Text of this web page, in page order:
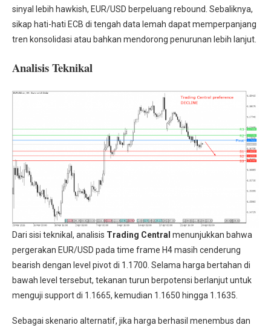
sinyal lebih hawkish, EUR/USD berpeluang rebound. Sebaliknya,
sikap hati-hati ECB di tengah data lemah dapat memperpanjang
tren konsolidasi atau bahkan mendorong penurunan lebih lanjut.
Analisis Teknikal
Dari sisi teknikal, analisis Trading Central menunjukkan bahwa
pergerakan EUR/USD pada time frame H4 masih cenderung
bearish dengan level pivot di 1.1700. Selama harga bertahan di
bawah level tersebut, tekanan turun berpotensi berlanjut untuk
menguji support di 1.1665, kemudian 1.1650 hingga 1.1635.
Sebagai skenario alternatif, jika harga berhasil menembus dan